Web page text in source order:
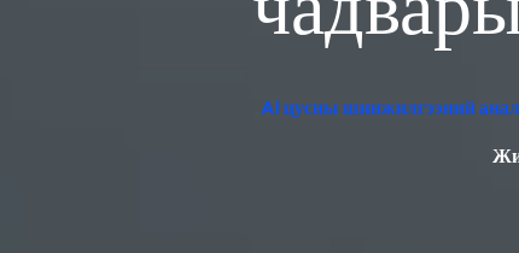
AI цусны шинжилгээний